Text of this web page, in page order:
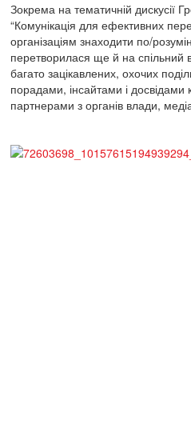
Зокрема на тематичній дискусії
“Комунікація для ефективних
організаціям знаходити по/
перетворилася ще й на
багато зацікавлених, охочих
порадами, інсайтами і досвідами
партнерами з органів влади,